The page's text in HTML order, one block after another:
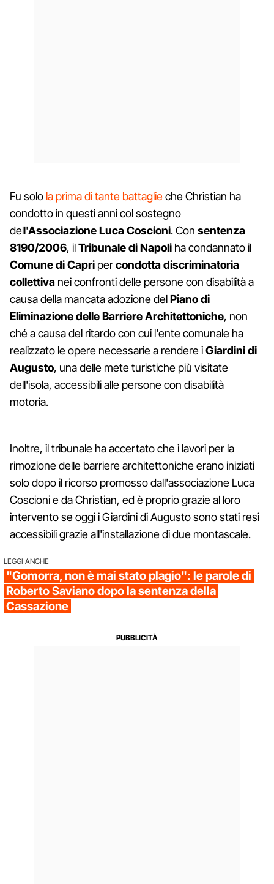
Fu solo la prima di tante battaglieche Christian ha
condotto in questi anni col sostegno
dell'Associazione Luca Coscioni. Con sentenza
8190/2006, ilTribunale di Napoli ha condannato il
Comune di Capri percondotta discriminatoria
collettiva nei confronti delle persone con disabilità a
causa della mancata adozione delPiano di
Eliminazione delle Barriere Architettoniche, non
ché a causa del ritardo con cui l'ente comunale ha
realizzato le opere necessarie a rendere iGiardini di
Augusto, una delle mete turistiche più visitate
dell'isola, accessibili alle persone con disabilità
motoria.
Inoltre, il tribunale ha accertato che i lavori per la
rimozione delle barriere architettoniche erano iniziati
solo dopo il ricorso promosso dall'associazione Luca
Coscioni e da Christian, ed è proprio grazie al loro
intervento se oggi i Giardini di Augusto sono stati resi
accessibili grazie all'installazione di due montascale.
LEGGI ANCHE
"Gomorra, non è mai stato plagio": le parole di
Roberto Saviano dopo la sentenza della
Cassazione